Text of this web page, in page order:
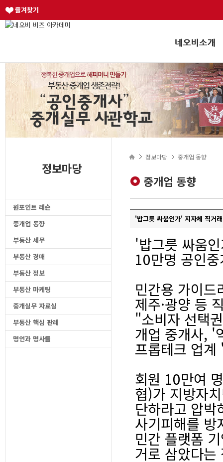
즐겨찾기
정보마당
원포인트 레슨
중개업 동향
부동산 세무
부동산 경매
부동산 정보
부동산 마케팅
중개실무 자료실
부동산 핵심 판례
명언과 명사들
정보마당 중개업 동향
중개업 동향
'밥그릇 싸움인가' 지자체 직거
'밥그릇 싸움
10만명 공인
민간용 가이드
제주·광양 등
"소비자 선택
개업 중개사, '
프롭테크 업
회원 10만여
협)가 지방자
단하라고 압
사기피해를 방
민간 플랫폼
거로 삼았다는